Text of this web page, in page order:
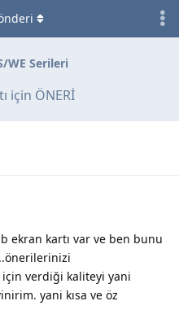
WE Serileri
için ÖNERİ
ekran kartı var ve ben bunu
verdiği kaliteyi yani
yani kısa ve öz